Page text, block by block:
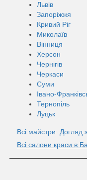
Львів
Запоріжжя
Кривий Ріг
Миколаїв
Вінниця
Херсон
Чернігів
Черкаси
Суми
Івано-
Тернопіль
Луцьк
Всі майстри: Догляд
Всі салони краси в